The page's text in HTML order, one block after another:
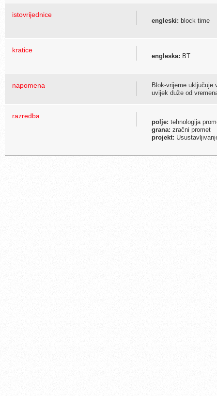
istovrijednice
engleski: block time
kratice
engleska: BT
napomena
Blok-vrijeme uključuje
uvijek duže od
razredba
polje: tehnologija
grana: zračni promet
projekt: